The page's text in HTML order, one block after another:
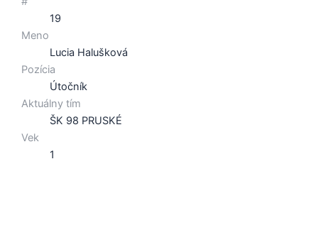
19
Meno
Lucia Halušková
Pozícia
Útočník
Aktuálny tím
ŠK 98 PRUSKÉ
Vek
1